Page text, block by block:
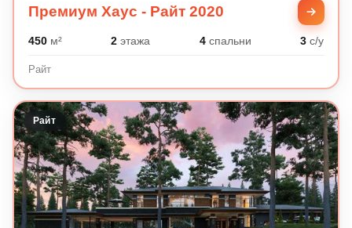
Премиум Хаус - Райт 2020
450м² 2 этажа 4спальни 3 с/у
Райт
Райт